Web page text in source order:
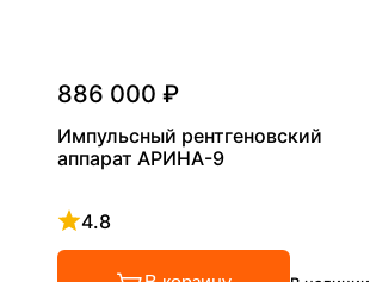
886 000 ₽
Импульсный рентгеновский
аппарат АРИНА-9
4.8
Рейтинг 4.8 из 5